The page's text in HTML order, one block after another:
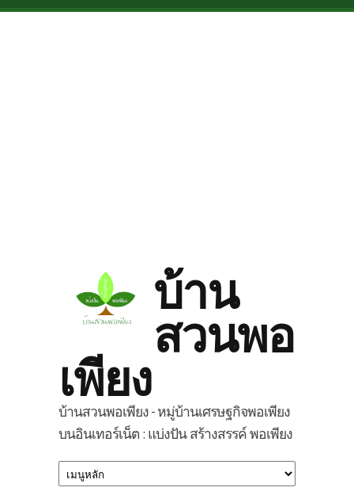
Skip to main content
บ้าน
สวนพอ
เพียง
บ้านสวนพอเพียง - หมู่บ้านเศรษฐกิจพอเพียง
บนอินเทอร์เน็ต : แบ่งปัน สร้างสรรค์ พอเพียง